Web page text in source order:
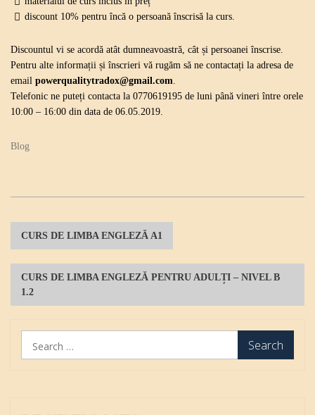
discount 10% pentru încă o persoană înscrisă la curs.
Discountul vi se acordă atât dumneavoastră, cât și persoanei înscrise.
Pentru alte informații și înscrieri vă rugăm să ne contactați la adresa de
email powerqualitytradox@gmail.com.
Telefonic ne puteți contacta la 0770619195 de luni până vineri între orele
10:00 – 16:00 din data de 06.05.2019.
Blog
o
CURS DE LIMBA ENGLEZĂ A1
CURS DE LIMBA ENGLEZĂ PENTRU ADULȚI – NIVEL B
1.2